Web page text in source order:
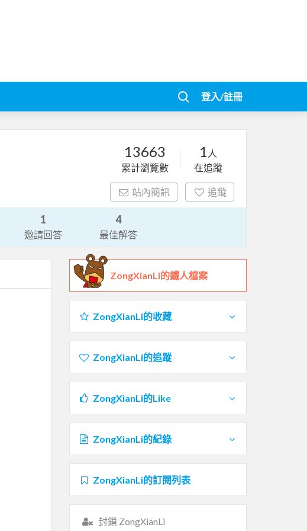
登入/註冊
13663
累計瀏覽數
1 人
在追蹤
站內簡訊 追蹤
1
邀請回答
4
最佳解答
ZongXianLi的鐵人檔案
ZongXianLi的收藏
ZongXianLi的追蹤
ZongXianLi的Like
ZongXianLi的紀錄
ZongXianLi的訂閱列表
封鎖 ZongXianLi